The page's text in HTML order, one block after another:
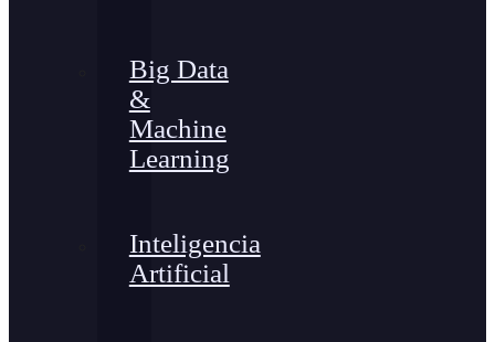
Big Data
&
Machine
Learning
Inteligencia
Artificial